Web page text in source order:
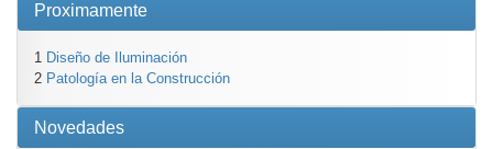
Proximamente
1 Diseño de Iluminación
2 Patología en la Construcción
Novedades